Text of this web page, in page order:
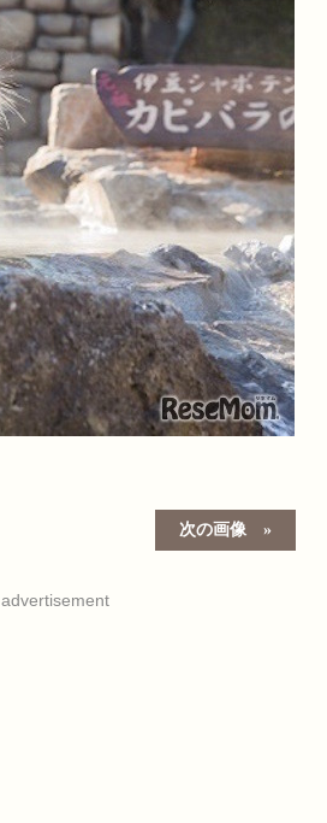
次の画像
advertisement